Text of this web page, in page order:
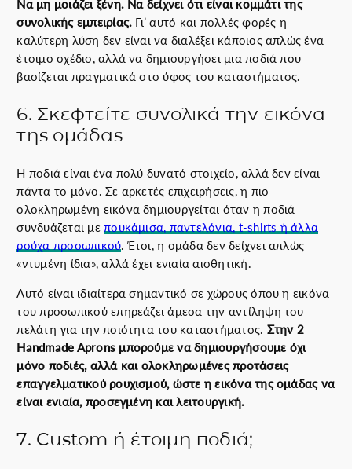
Να μη μοιάζει ξένη. Να δείχνει ότι είναι κομμάτι της
συνολικής εμπειρίας. Γι’ αυτό και πολλές φορές η
καλύτερη λύση δεν είναι να διαλέξει κάποιος απλώς ένα
έτοιμο σχέδιο, αλλά να δημιουργήσει μια ποδιά που
βασίζεται πραγματικά στο ύφος του καταστήματος.
6. Σκεφτείτε συνολικά την εικόνα
της ομάδας
Η ποδιά είναι ένα πολύ δυνατό στοιχείο, αλλά δεν είναι
πάντα το μόνο. Σε αρκετές επιχειρήσεις, η πιο
ολοκληρωμένη εικόνα δημιουργείται όταν η ποδιά
συνδυάζεται μεπουκάμισα, παντελόνια, t-shirts ή άλλα
ρούχα προσωπικού. Έτσι, η ομάδα δεν δείχνει απλώς
«ντυμένη ίδια», αλλά έχει ενιαία αισθητική.
Αυτό είναι ιδιαίτερα σημαντικό σε χώρους όπου η εικόνα
του προσωπικού επηρεάζει άμεσα την αντίληψη του
πελάτη για την ποιότητα του καταστήματος. Στην 2
Handmade Aprons μπορούμε να δημιουργήσουμε όχι
μόνο ποδιές, αλλά και ολοκληρωμένες προτάσεις
επαγγελματικού ρουχισμού, ώστε η εικόνα της ομάδας να
είναι ενιαία, προσεγμένη και λειτουργική.
7. Custom ή έτοιμη ποδιά;